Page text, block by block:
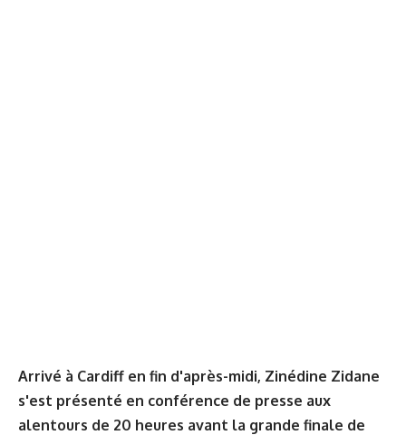
Arrivé à Cardiff en fin d'après-midi, Zinédine Zidane
s'est présenté en conférence de presse aux
alentours de 20 heures avant la grande finale de